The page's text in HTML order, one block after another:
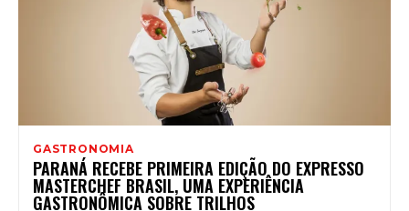
GASTRONOMIA
PARANÁ RECEBE PRIMEIRA EDIÇÃO DO EXPRESSO
MASTERCHEF BRASIL, UMA EXPERIÊNCIA
GASTRONÔMICA SOBRE TRILHOS